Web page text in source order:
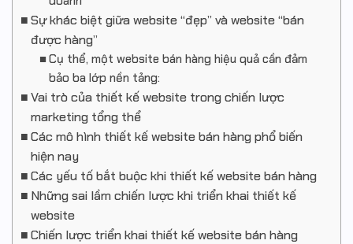
Sự khác biệt giữa website “đẹp” và website “bán
được hàng”
Cụ thể, một website bán hàng hiệu quả cần đảm
bảo ba lớp nền tảng:
Vai trò của thiết kế website trong chiến lược
marketing tổng thể
Các mô hình thiết kế website bán hàng phổ biến
hiện nay
Các yếu tố bắt buộc khi thiết kế website bán hàng
Những sai lầm chiến lược khi triển khai thiết kế
website
Chiến lược triển khai thiết kế website bán hàng